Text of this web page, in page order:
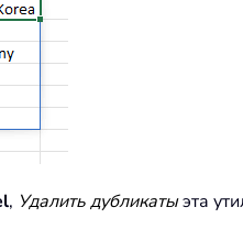
, Удалить дубликатыэта